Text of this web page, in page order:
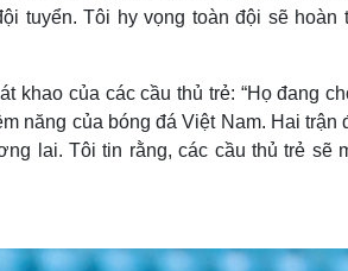
tuyển. Tôi hy vọng toàn đội sẽ
khao của các cầu thủ trẻ: “Họ đang
năng của bóng đá Việt Nam. Hai
lai. Tôi tin rằng, các cầu thủ trẻ sẽ